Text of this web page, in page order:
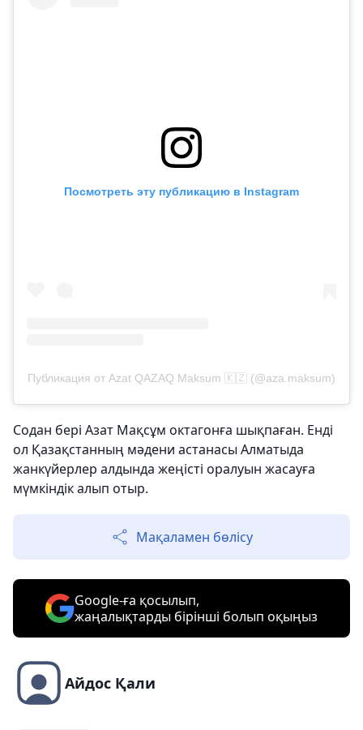
Посмотреть эту публикацию в Instagram
Публикация от Azat QAZAQ Maksum 🇰🇿 (@aza.maksum)
Содан бері Азат Мақсұм октагонға шықпаған. Енді
ол Қазақстанның мәдени астанасы Алматыда
жанкүйерлер алдында жеңісті оралуын жасауға
мүмкіндік алып отыр.
Мақаламен бөлісу
Google-ға қосылып,
жаңалықтарды бірінші болып оқыңыз
Айдос Қали